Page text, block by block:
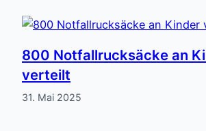
800 Notfallrucksäcke an
verteilt
31. Mai 2025